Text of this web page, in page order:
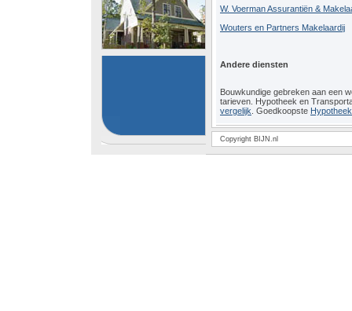
W. Voerman Assurantiën &
Wouters en Partners Makelaardij
Andere diensten
Bouwkundige gebreken aan een
tarieven. Hypotheek en
vergelijk . Goedkoopste
Copyright BIJN.nl